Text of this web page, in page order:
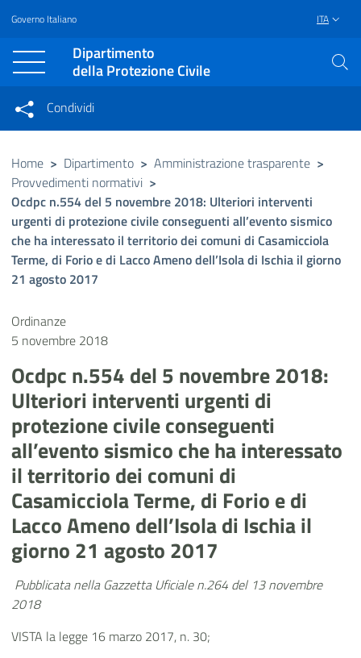
Vai al contenuto principale
Raggiungi il piè di pagina
Governo Italiano ITA
Dipartimento
della Protezione Civile
Condividi su Facebook
Condividi su Twitter
Condividi su LinkedIn
Condividi
Condividi sui social network
Home > Dipartimento > Amministrazione trasparente >
Provvedimenti normativi >
Ocdpc n.554 del 5 novembre 2018: Ulteriori interventi
urgenti di protezione civile conseguenti all’evento sismico
che ha interessato il territorio dei comuni di Casamicciola
Terme, di Forio e di Lacco Ameno dell’Isola di Ischia il giorno
21 agosto 2017
Ordinanze
5 novembre 2018
Ocdpc n.554 del 5 novembre 2018:
Ulteriori interventi urgenti di
protezione civile conseguenti
all’evento sismico che ha interessato
il territorio dei comuni di
Casamicciola Terme, di Forio e di
Lacco Ameno dell’Isola di Ischia il
giorno 21 agosto 2017
Pubblicata nella Gazzetta Uficiale n.264 del 13 novembre
2018
VISTA la legge 16 marzo 2017, n. 30;